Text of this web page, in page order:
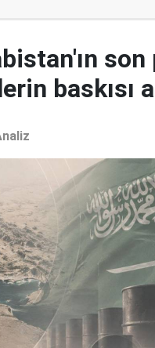
son
baskısı